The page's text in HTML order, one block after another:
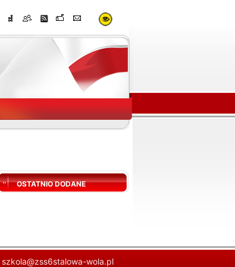
OSTATNIO DODANE
szkola@zss6stalowa-wola.pl